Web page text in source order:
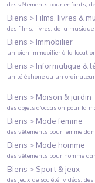
des vêtements pour enfants,
Biens > Films, livres &
des films, livres, de la musique
Biens > Immobilier
un bien immobilier à la
Biens > Informatique &
un téléphone ou un ordinateur
Biens > Maison & jardin
des objets d'occasion pour la
Biens > Mode femme
des vêtements pour femme
Biens > Mode homme
des vêtements pour homme
Biens > Sport & jeux
des jeux de société, vidéos,